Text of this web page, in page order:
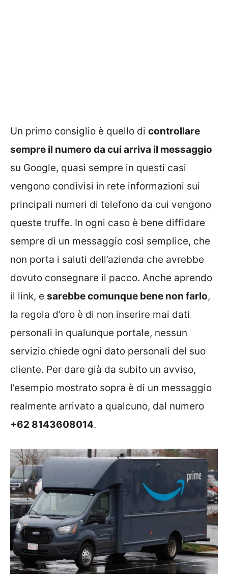
Un primo consiglio è quello di controllare
sempre il numero da cui arriva il messaggio
su Google, quasi sempre in questi casi
vengono condivisi in rete informazioni sui
principali numeri di telefono da cui vengono
queste truffe. In ogni caso è bene diffidare
sempre di un messaggio così semplice, che
non porta i saluti dell’azienda che avrebbe
dovuto consegnare il pacco. Anche aprendo
il link, e sarebbe comunque bene non farlo,
la regola d’oro è di non inserire mai dati
personali in qualunque portale, nessun
servizio chiede ogni dato personali del suo
cliente. Per dare già da subito un avviso,
l’esempio mostrato sopra è di un messaggio
realmente arrivato a qualcuno, dal numero
+62 8143608014.